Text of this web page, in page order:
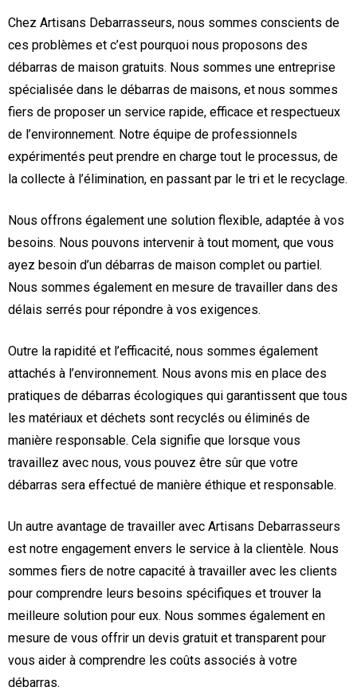
Chez Artisans Debarrasseurs, nous sommes conscients de
ces problèmes et c’est pourquoi nous proposons des
débarras de maison gratuits. Nous sommes une entreprise
spécialisée dans le débarras de maisons, et nous sommes
fiers de proposer un service rapide, efficace et respectueux
de l’environnement. Notre équipe de professionnels
expérimentés peut prendre en charge tout le processus, de
la collecte à l’élimination, en passant par le tri et le recyclage.
Nous offrons également une solution flexible, adaptée à vos
besoins. Nous pouvons intervenir à tout moment, que vous
ayez besoin d’un débarras de maison complet ou partiel.
Nous sommes également en mesure de travailler dans des
délais serrés pour répondre à vos exigences.
Outre la rapidité et l’efficacité, nous sommes également
attachés à l’environnement. Nous avons mis en place des
pratiques de débarras écologiques qui garantissent que tous
les matériaux et déchets sont recyclés ou éliminés de
manière responsable. Cela signifie que lorsque vous
travaillez avec nous, vous pouvez être sûr que votre
débarras sera effectué de manière éthique et responsable.
Un autre avantage de travailler avec Artisans Debarrasseurs
est notre engagement envers le service à la clientèle. Nous
sommes fiers de notre capacité à travailler avec les clients
pour comprendre leurs besoins spécifiques et trouver la
meilleure solution pour eux. Nous sommes également en
mesure de vous offrir un devis gratuit et transparent pour
vous aider à comprendre les coûts associés à votre
débarras.